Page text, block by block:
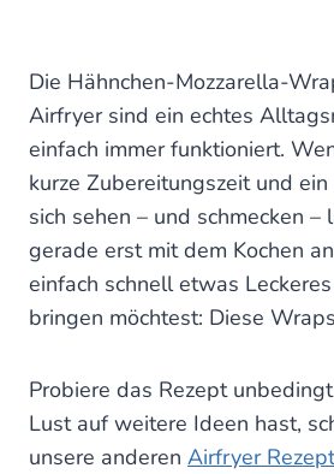
Die Hähnchen-Mozzarella-
Airfryer sind ein echtes
einfach immer funktioniert.
kurze Zubereitungszeit und
sich sehen – und schmecken –
gerade erst mit dem Kochen
einfach schnell etwas
bringen möchtest: Diese
Probiere das Rezept
Lust auf weitere Ideen hast,
unsere anderen Airfryer